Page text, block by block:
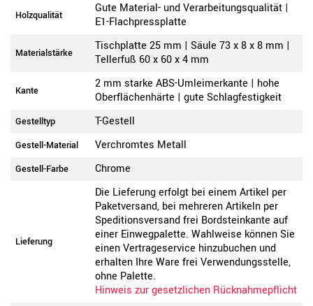
Holzqualität
Gute Material- und Verarbeitungsqualität |
E1-Flachpressplatte
Materialstärke
Tischplatte 25 mm | Säule 73 x 8 x 8 mm |
Tellerfuß 60 x 60 x 4 mm
Kante
2 mm starke ABS-Umleimerkante | hohe
Oberflächenhärte | gute Schlagfestigkeit
Gestelltyp T-Gestell
Gestell-Material Verchromtes Metall
Gestell-Farbe Chrome
Lieferung
Die Lieferung erfolgt bei einem Artikel per
Paketversand, bei mehreren Artikeln per
Speditionsversand frei Bordsteinkante auf
einer Einwegpalette. Wahlweise können Sie
einen Vertrageservice hinzubuchen und
erhalten Ihre Ware frei Verwendungsstelle,
ohne Palette.
Hinweis zur gesetzlichen Rücknahmepflicht